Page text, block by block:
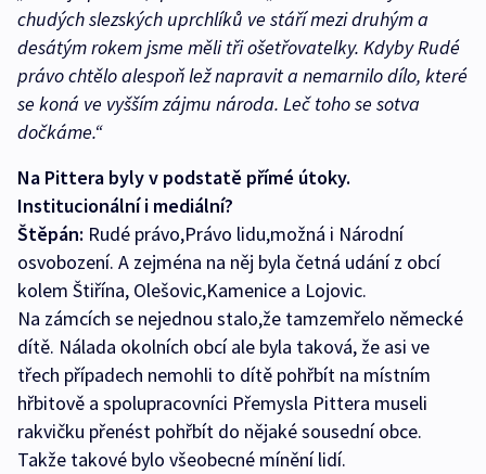
chudých slezských uprchlíků ve stáří mezi druhým a
desátým rokem jsme měli tři ošetřovatelky. Kdyby Rudé
právo chtělo alespoň lež napravit a nemarnilo dílo, které
se koná ve vyšším zájmu národa. Leč toho se sotva
dočkáme.“
Na Pittera byly v podstatě přímé útoky.
Institucionální i mediální?
Štěpán: Rudé právo,Právo lidu,možná i Národní
osvobození. A zejména na něj byla četná udání z obcí
kolem Štiřína, Olešovic,Kamenice a Lojovic.
Na zámcích se nejednou stalo,že tamzemřelo německé
dítě. Nálada okolních obcí ale byla taková, že asi ve
třech případech nemohli to dítě pohřbít na místním
hřbitově a spolupracovníci Přemysla Pittera museli
rakvičku přenést pohřbít do nějaké sousední obce.
Takže takové bylo všeobecné mínění lidí.